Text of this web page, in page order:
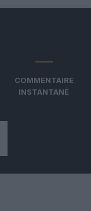
COMMENTAIRE
INSTANTANÉ